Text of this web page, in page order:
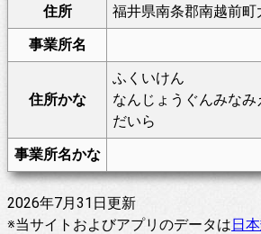
住所
福井県南条郡南越前町
事業所名
住所かな
ふくいけん
なんじょうぐんみなみ
だいら
事業所名かな
2026年7月31日更新
※当サイトおよびアプリのデータは日